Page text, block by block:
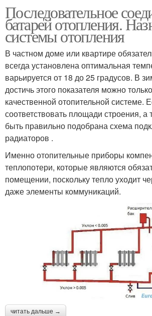
Последовательное
батарей отопления.
системы отопления
В частном доме или квартире
всегда установлена оптимальная
варьируется от 18 до 25 градусов. В
достичь этого показателя можно
качественной отопительной
соответствовать площади строения, а
быть правильно подобрана схема
радиаторов .
Именно отопительные приборы
теплопотери, которые являются
помещении, поскольку тепло уходит
даже элементы коммуникаций.
читать дальше →